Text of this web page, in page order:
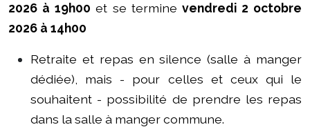
2026 à 19h00 et se termine vendredi 2 octobre
2026 à 14h00
Retraite et repas en silence (salle à manger
dédiée), mais - pour celles et ceux qui le
souhaitent - possibilité de prendre les repas
dans la salle à manger commune.